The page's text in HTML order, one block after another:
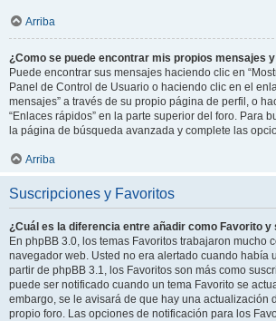
Arriba
¿Como se puede encontrar mis propios mensajes
Puede encontrar sus mensajes haciendo clic en
Panel de Control de Usuario o haciendo clic en el
mensajes” a través de su propio página de perfil, o
“Enlaces rápidos” en la parte superior del foro. Para
la página de búsqueda avanzada y complete las
Arriba
Suscripciones y Favoritos
¿Cuál es la diferencia entre añadir como Favorito
En phpBB 3.0, los temas Favoritos trabajaron mucho
navegador web. Usted no era alertado cuando había
partir de phpBB 3.1, los Favoritos son más como
puede ser notificado cuando un tema Favorito se
embargo, se le avisará de que hay una actualización
propio foro. Las opciones de notificación para los